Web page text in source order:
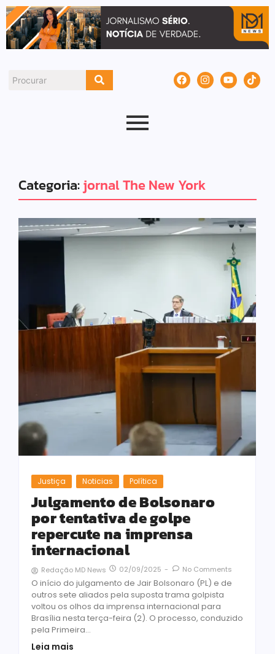
Categoria:jornal The New York
Justiça Noticias Política
Julgamento de Bolsonaro
por tentativa de golpe
repercute na imprensa
internacional
Redação MD News 02/09/2025 - No Comments
O início do julgamento de Jair Bolsonaro (PL) e de
outros sete aliados pela suposta trama golpista
voltou os olhos da imprensa internacional para
Brasília nesta terça-feira (2). O processo, conduzido
pela Primeira...
Leia mais